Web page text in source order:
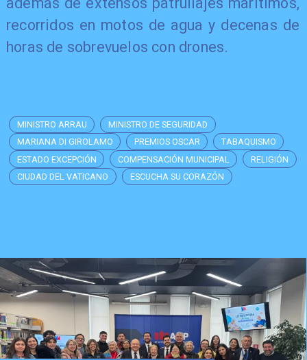
recorridos en motos de agua y decenas de
horas de sobrevuelos con drones.
MINISTRO ARRAU
MINISTRO DE SEGURIDAD
MARIANA DI GIROLAMO
PREMIOS OSCAR
TABAQUISMO
ESTADO EXCEPCIÓN
COMPENSACIÓN MUNICIPAL
RELIGIÓN
CIUDAD DEL VATICANO
ESCUCHA SU CORAZÓN